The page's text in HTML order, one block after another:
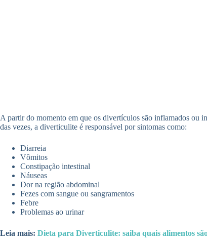
A partir do momento em que os divertículos são inflamados ou
das vezes, a diverticulite é responsável por sintomas como:
Diarreia
Vômitos
Constipação intestinal
Náuseas
Dor na região abdominal
Fezes com sangue ou sangramentos
Febre
Problemas ao urinar
Leia mais: Dieta para Diverticulite: saiba quais alimentos